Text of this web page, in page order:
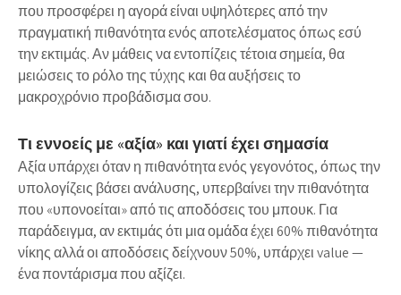
που προσφέρει η αγορά είναι υψηλότερες από την
πραγματική πιθανότητα ενός αποτελέσματος όπως εσύ
την εκτιμάς. Αν μάθεις να εντοπίζεις τέτοια σημεία, θα
μειώσεις το ρόλο της τύχης και θα αυξήσεις το
μακροχρόνιο προβάδισμα σου.
Τι εννοείς με «αξία» και γιατί έχει σημασία
Αξία υπάρχει όταν η πιθανότητα ενός γεγονότος, όπως την
υπολογίζεις βάσει ανάλυσης, υπερβαίνει την πιθανότητα
που «υπονοείται» από τις αποδόσεις του μπουκ. Για
παράδειγμα, αν εκτιμάς ότι μια ομάδα έχει 60% πιθανότητα
νίκης αλλά οι αποδόσεις δείχνουν 50%, υπάρχει value —
ένα ποντάρισμα που αξίζει.